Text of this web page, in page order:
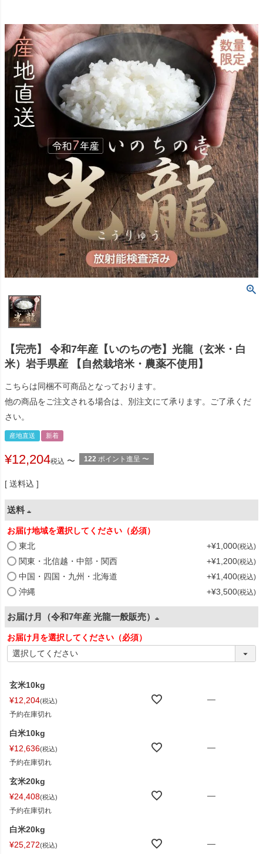
【完売】 令和7年産【いのちの壱】光龍（玄米・白
米）岩手県産 【自然栽培米・農薬不使用】
こちらは同梱不可商品となっております。
他の商品をご注文される場合は、別注文にて承ります。ご了承くだ
さい。
産地直送 新着
¥12,204税込 〜 122 ポイント進呈 〜
送料込
送料
(
必
須
)
お届け地域を選択してください（必須）
東北
+¥1,000 税込
関東・北信越・中部・関西 +¥1,200 税込
中国・四国・九州・北海道 +¥1,400 税込
沖縄 +¥3,500 税込
お届け月（令和7年産 光龍一般販売）
お届け月を選択してください（必須）
玄米10kg
¥12,204 税込
予約在庫切れ
—
白米10kg
¥12,636 税込
予約在庫切れ
—
玄米20kg
¥24,408 税込
予約在庫切れ
—
白米20kg
¥25,272 税込 —